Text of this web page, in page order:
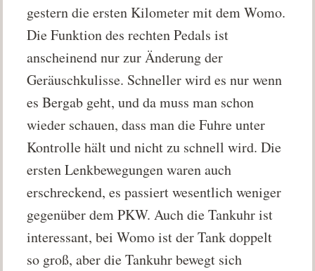
gestern die ersten Kilometer mit dem Womo.
Die Funktion des rechten Pedals ist
anscheinend nur zur Änderung der
Geräuschkulisse. Schneller wird es nur wenn
es Bergab geht, und da muss man schon
wieder schauen, dass man die Fuhre unter
Kontrolle hält und nicht zu schnell wird. Die
ersten Lenkbewegungen waren auch
erschreckend, es passiert wesentlich weniger
gegenüber dem PKW. Auch die Tankuhr ist
interessant, bei Womo ist der Tank doppelt
so groß, aber die Tankuhr bewegt sich